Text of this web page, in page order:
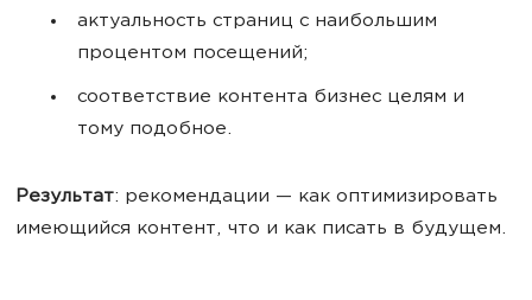
актуальность страниц с наибольшим
процентом посещений;
соответствие контента бизнес целям и
тому подобное.
Результат: рекомендации — как оптимизировать
имеющийся контент, что и как писать в будущем.